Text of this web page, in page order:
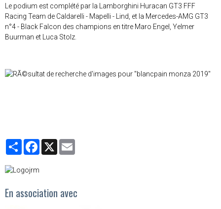
Le podium est complété par la Lamborghini Huracan GT3 FFF
Racing Team de Caldarelli - Mapelli - Lind, et la Mercedes-AMG GT3
n°4 - Black Falcon des champions en titre Maro Engel, Yelmer
Buurman et Luca Stolz.
PartagerFacebook
X
En association avec